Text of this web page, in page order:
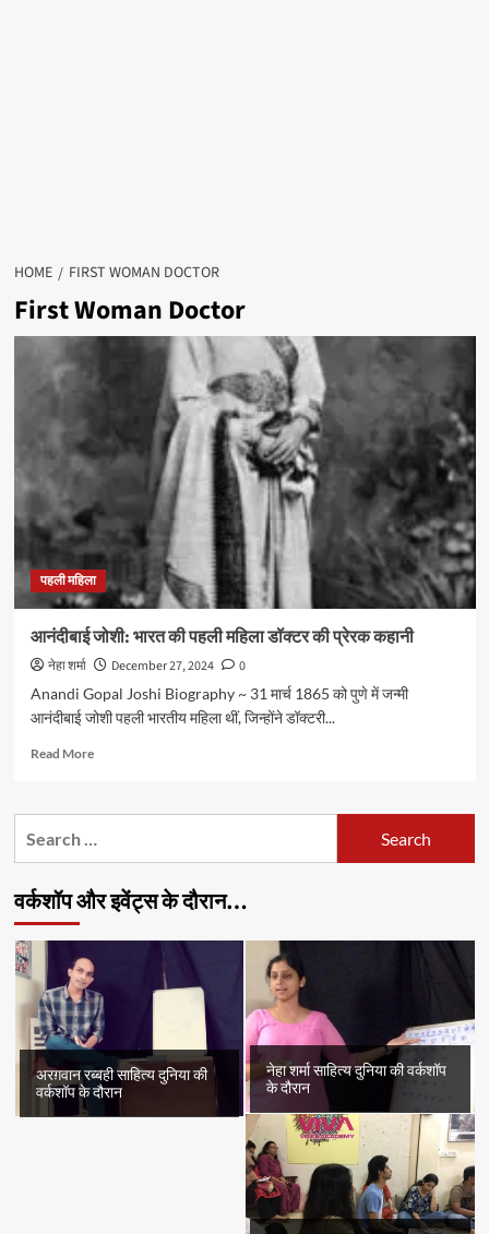
HOME FIRST WOMAN DOCTOR
First Woman Doctor
पहली महिला
आनंदीबाई जोशी: भारत की पहली महिला डॉक्टर की प्रेरक कहानी
नेहा शर्मा December 27, 2024
0
Anandi Gopal Joshi Biography ~ 31 मार्च 1865 को पुणे में जन्मी
आनंदीबाई जोशी पहली भारतीय महिला थीं, जिन्‍होंने डॉक्‍टरी...
Read MoreRead
आनंदीबाई
पहली
महिला
डॉक्टर
प्रेरक
कहानी
वर्कशॉप और इवेंट्स के दौरान…
अरग़वान रब्बही साहित्य दुनिया की
वर्कशॉप के दौरान
नेहा शर्मा साहित्य दुनिया की वर्कशॉप
के दौरान